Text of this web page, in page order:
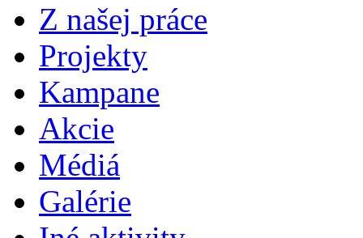
Z našej práce
Projekty
Kampane
Akcie
Médiá
Galérie